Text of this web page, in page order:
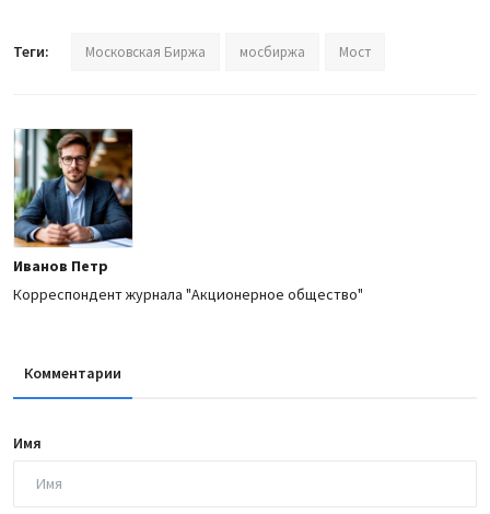
Теги: Московская Биржа мосбиржа Мост
Иванов Петр
Корреспондент журнала "Акционерное общество"
Комментарии
Имя